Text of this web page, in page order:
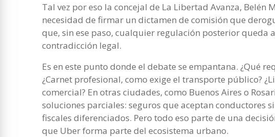
Tal vez por eso la concejal de La Libertad Avanza, Belén
necesidad de firmar un dictamen de comisión que
que, sin ese paso, cualquier regulación posterior queda
contradicción legal.
Es en este punto donde el debate se empantana. ¿Qué
¿Carnet profesional, como exige el transporte público?
comercial? En otras ciudades, como Buenos Aires o
soluciones parciales: seguros que aceptan conductores
fiscales diferenciados. Pero todo eso parte de una
que Uber forma parte del ecosistema urbano.